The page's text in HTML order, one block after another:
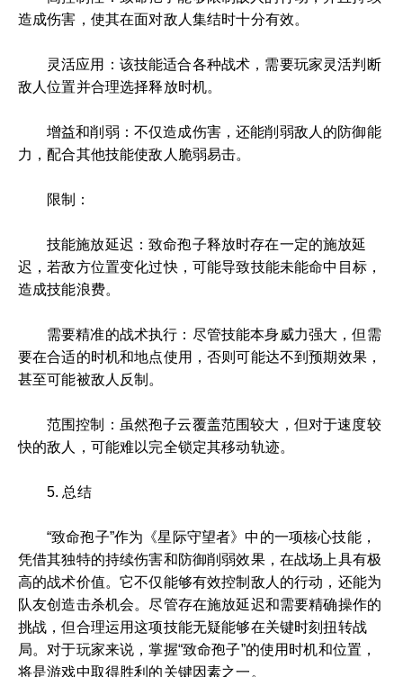
造成伤害，使其在面对敌人集结时十分有效。
灵活应用：该技能适合各种战术，需要玩家灵活判断
敌人位置并合理选择释放时机。
增益和削弱：不仅造成伤害，还能削弱敌人的防御能
力，配合其他技能使敌人脆弱易击。
限制：
技能施放延迟：致命孢子释放时存在一定的施放延
迟，若敌方位置变化过快，可能导致技能未能命中目标，
造成技能浪费。
需要精准的战术执行：尽管技能本身威力强大，但需
要在合适的时机和地点使用，否则可能达不到预期效果，
甚至可能被敌人反制。
范围控制：虽然孢子云覆盖范围较大，但对于速度较
快的敌人，可能难以完全锁定其移动轨迹。
5. 总结
“致命孢子”作为《星际守望者》中的一项核心技能，
凭借其独特的持续伤害和防御削弱效果，在战场上具有极
高的战术价值。它不仅能够有效控制敌人的行动，还能为
队友创造击杀机会。尽管存在施放延迟和需要精确操作的
挑战，但合理运用这项技能无疑能够在关键时刻扭转战
局。对于玩家来说，掌握“致命孢子”的使用时机和位置，
将是游戏中取得胜利的关键因素之一。